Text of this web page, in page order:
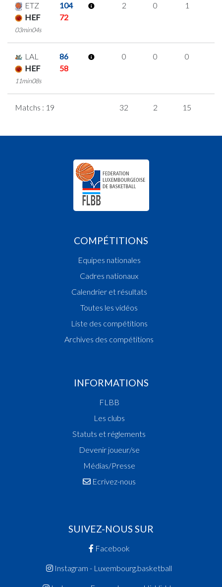
ETZ
104
HEF
72
03min04s
2 0 1
LAL
86
HEF
58
11min08s
0 0 0
Matchs : 19 32 2 15
COMPÉTITIONS
Equipes nationales
Cadres nationaux
Calendrier et résultats
Toutes les vidéos
Liste des compétitions
Archives des compétitions
INFORMATIONS
FLBB
Les clubs
Statuts et réglements
Devenir joueur/se
Médias/Presse
Ecrivez-nous
SUIVEZ-NOUS SUR
Facebook
Instagram - Luxembourg.basketball